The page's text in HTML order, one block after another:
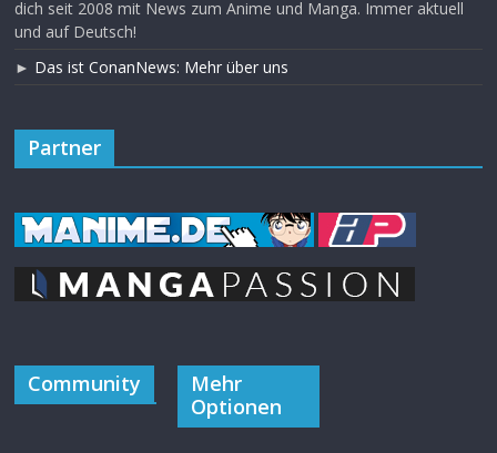
dich seit 2008 mit News zum Anime und Manga. Immer aktuell
und auf Deutsch!
► Das ist ConanNews: Mehr über uns
Partner
Community
Mehr
Optionen